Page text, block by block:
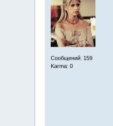
Сообщений: 159
Karma: 0